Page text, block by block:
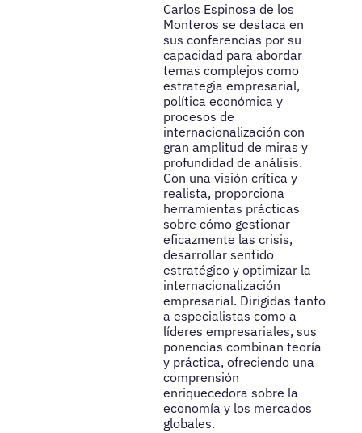
Carlos Espinosa de los
Monteros se destaca en
sus conferencias por su
capacidad para abordar
temas complejos como
estrategia empresarial,
política económica y
procesos de
internacionalización con
gran amplitud de miras y
profundidad de análisis.
Con una visión crítica y
realista, proporciona
herramientas prácticas
sobre cómo gestionar
eficazmente las crisis,
desarrollar sentido
estratégico y optimizar la
internacionalización
empresarial. Dirigidas tanto
a especialistas como a
líderes empresariales, sus
ponencias combinan teoría
y práctica, ofreciendo una
comprensión
enriquecedora sobre la
economía y los mercados
globales.